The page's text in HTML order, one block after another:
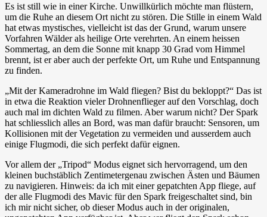
Es ist still wie in einer Kirche. Unwillkürlich möchte man flüstern,
um die Ruhe an diesem Ort nicht zu stören. Die Stille in einem Wald
hat etwas mystisches, vielleicht ist das der Grund, warum unsere
Vorfahren Wälder als heilige Orte verehrten. An einem heissen
Sommertag, an dem die Sonne mit knapp 30 Grad vom Himmel
brennt, ist er aber auch der perfekte Ort, um Ruhe und Entspannung
zu finden.
„Mit der Kameradrohne im Wald fliegen? Bist du bekloppt?“ Das ist
in etwa die Reaktion vieler Drohnenflieger auf den Vorschlag, doch
auch mal im dichten Wald zu filmen. Aber warum nicht? Der Spark
hat schliesslich alles an Bord, was man dafür braucht: Sensoren, um
Kollisionen mit der Vegetation zu vermeiden und ausserdem auch
einige Flugmodi, die sich perfekt dafür eignen.
Vor allem der „Tripod“ Modus eignet sich hervorragend, um den
kleinen buchstäblich Zentimetergenau zwischen Ästen und Bäumen
zu navigieren. Hinweis: da ich mit einer gepatchten App fliege, auf
der alle Flugmodi des Mavic für den Spark freigeschaltet sind, bin
ich mir nicht sicher, ob dieser Modus auch in der originalen,